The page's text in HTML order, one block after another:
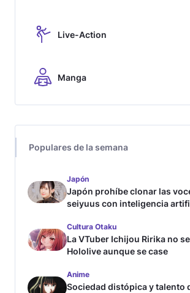
Live-Action
Manga
Populares de la semana
Japón
Japón prohíbe clonar las
seiyuus con inteligencia
Cultura Otaku
La VTuber Ichijou Ririka no
Hololive aunque se case
Anime
Sociedad distópica y talento